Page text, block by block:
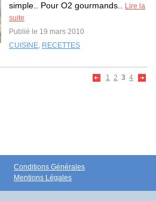
simple.. Pour O2 gourmands..
Lire la
suite
Publié le 19 mars 2010
CUISINE, RECETTES
1 2 3 4
Conditions Générales
Mentions Légales